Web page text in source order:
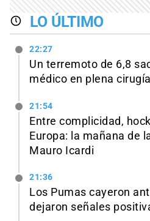
LO ÚLTIMO
22:27
Un terremoto de 6,8
médico en plena
21:54
Entre complicidad,
Europa: la mañana de
Mauro Icardi
21:36
Los Pumas cayeron
dejaron señales